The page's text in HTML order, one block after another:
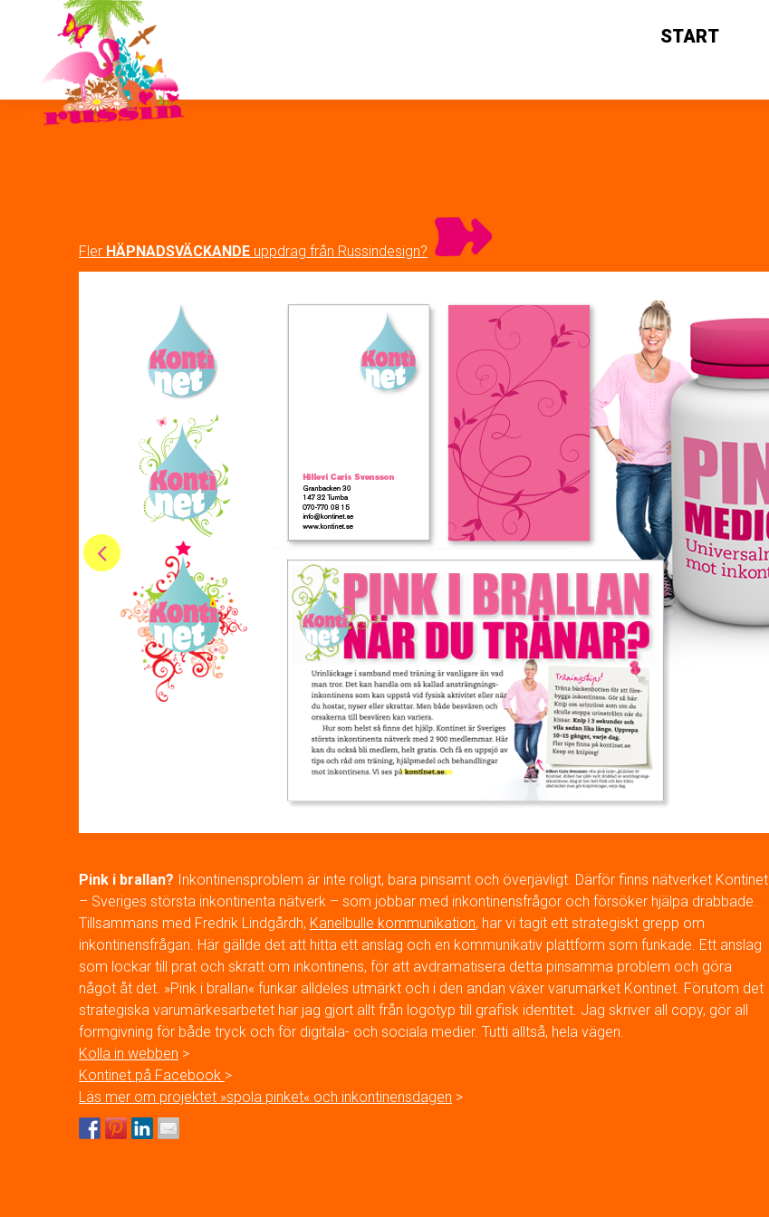
START
Fler HÄPNADSVÄCKANDE uppdrag från Russindesign?
Pink i brallan? Inkontinensproblem är inte roligt, bara pinsamt och överjävligt. Därför finns nätverket Kontinet
– Sveriges största inkontinenta nätverk – som jobbar med inkontinensfrågor och försöker hjälpa drabbade.
Tillsammans med Fredrik Lindgårdh, Kanelbulle kommunikation, har vi tagit ett strategiskt grepp om
inkontinensfrågan. Här gällde det att hitta ett anslag och en kommunikativ plattform som funkade. Ett anslag
som lockar till prat och skratt om inkontinens, för att avdramatisera detta pinsamma problem och göra
något åt det. »Pink i brallan« funkar alldeles utmärkt och i den andan växer varumärket Kontinet. Förutom det
strategiska varumärkesarbetet har jag gjort allt från logotyp till grafisk identitet. Jag skriver all copy, gör all
formgivning för både tryck och för digitala- och sociala medier. Tutti alltså, hela vägen.
Kolla in webben >
Kontinet på Facebook >
Läs mer om projektet »spola pinket« och inkontinensdagen >